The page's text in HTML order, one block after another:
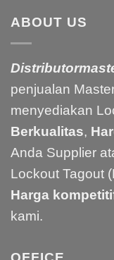
ABOUT US
penjualan
menyediakan
Berkualitas,
Anda Supplier
Lockout Tagout
Harga
kami.